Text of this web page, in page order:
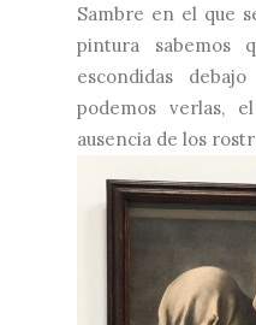
Sambre en el que
pintura sabemos
escondidas
podemos verlas,
ausencia de los